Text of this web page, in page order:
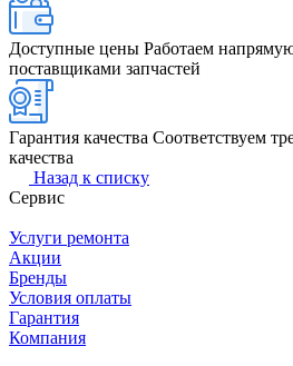
Доступные цены Работаем
поставщиками запчастей
Гарантия качества Соответствуем
качества
Назад к списку
Сервис
Услуги ремонта
Акции
Бренды
Условия оплаты
Гарантия
Компания